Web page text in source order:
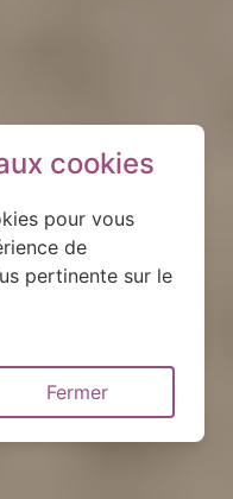
cookies
pour vous
de
pertinente sur le
Fermer